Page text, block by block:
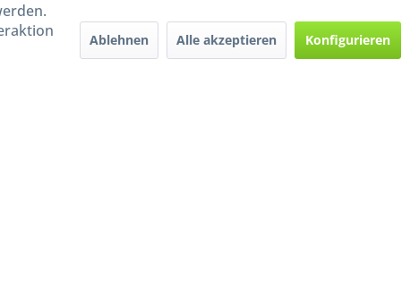
Ablehnen Alle akzeptieren Konfigurieren